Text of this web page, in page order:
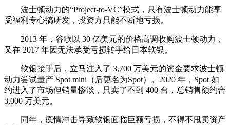
波士顿动力的“Project-to-VC”模式，只有波士顿动力能享
受福利专心搞研发，投资方只能不断地亏损。
2013 年，谷歌以 30 亿美元的价格高调收购波士顿动力，
又在 2017 年因无法承受亏损转手给日本软银。
软银接手后，立马注入了 3,700 万美元的资金要求波士顿
动力尝试量产 Spot mini（后更名为Spot）。2020 年，Spot 如
约进入了市场但销量惨淡，只卖了不到 400 台，总销售额约合
3,000 万美元。
同年，疫情冲击导致软银面临巨额亏损，不得不甩卖资产